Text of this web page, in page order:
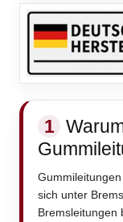
1
sich unter
Bremsleitungen